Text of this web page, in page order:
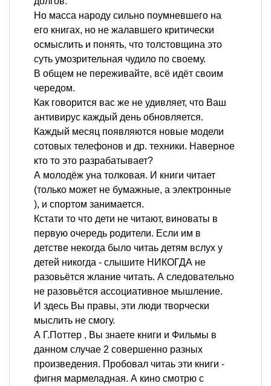
Но масса народу сильно поумневшего на
его книгах, но не жалавшего критически
осмыслить и понять, что толстовщина это
суть умозрительная чудило по своему.
В общем не переживайте, всё идёт своим
чередом.
Как говорится вас же не удивляет, что Ваш
антивирус каждый день обновляется.
Каждый месяц появляются новые модели
сотовых телефонов и др. техники. Наверное
кто то это разрабатывает?
А молодёж уна толковая. И книги читает
(только может не бумажные, а электронные
), и спортом занимается.
Кстати то что дети не читают, виноваты в
первую очередь родители. Если им в
детстве некогда было читаь детям вслух у
детей никогда - слышите НИКОГДА не
разовьётся жлание читать. А следовательно
не разовьётся ассоциативное мышление.
И здесь Вы правы, эти люди творчески
мыслить не смогу.
А Г.Поттер , Вы знаете книги и Фильмы в
данном случае 2 совершенно разных
произведения. Пробовал читаь эти книги -
фигня мармеладная. А кино смотрю с